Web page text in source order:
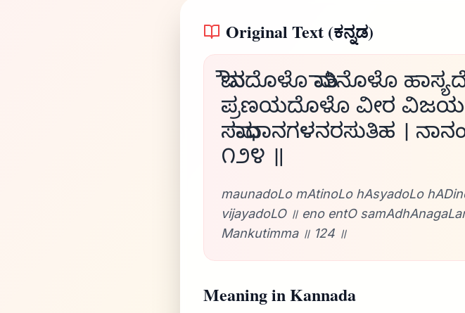
Original Text (ಕನ್ನಡ)
ಮೌನದೊಳೊ ಮಾತಿನೊಳೊ
ಪ್ರಣಯದೊಳೊ ವೀರ
ಸಮಾಧಾನಗಳನರಸುತಿಹ ।
೧೨೪ ॥
maunadoLo mAtinoLo hAsyadoLo
vijayadoLO ॥ eno entO
Mankutimma ॥ 124 ॥
Meaning in Kannada